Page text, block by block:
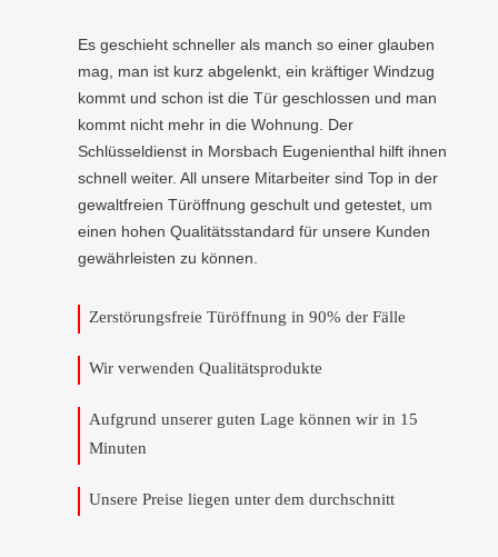
Es geschieht schneller als manch so einer glauben
mag, man ist kurz abgelenkt, ein kräftiger Windzug
kommt und schon ist die Tür geschlossen und man
kommt nicht mehr in die Wohnung. Der
Schlüsseldienst in Morsbach Eugenienthal hilft ihnen
schnell weiter. All unsere Mitarbeiter sind Top in der
gewaltfreien Türöffnung geschult und getestet, um
einen hohen Qualitätsstandard für unsere Kunden
gewährleisten zu können.
Zerstörungsfreie Türöffnung in 90% der Fälle
Wir verwenden Qualitätsprodukte
Aufgrund unserer guten Lage können wir in 15
Minuten
Unsere Preise liegen unter dem durchschnitt